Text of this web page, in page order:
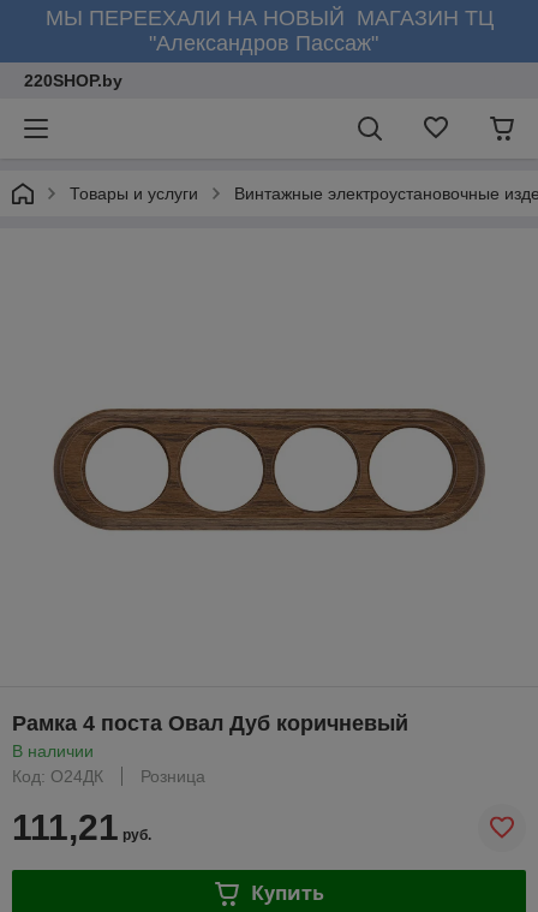
МЫ ПЕРЕЕХАЛИ НА НОВЫЙ МАГАЗИН ТЦ
"Александров Пассаж"
220SHOP.by
Товары и услуги Винтажные электроустановочные
Рамка 4 поста Овал Дуб коричневый
В наличии
Код: О24ДК
Розница
111,21 руб.
Купить